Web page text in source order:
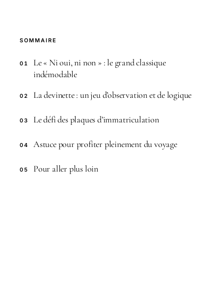
SOMMAIRE
01
Le « Ni oui, ni non » : le grand classique
indémodable
02 La devinette : un jeu d’observation et de logique
03 Le défi des plaques d’immatriculation
04 Astuce pour profiter pleinement du voyage
05 Pour aller plus loin